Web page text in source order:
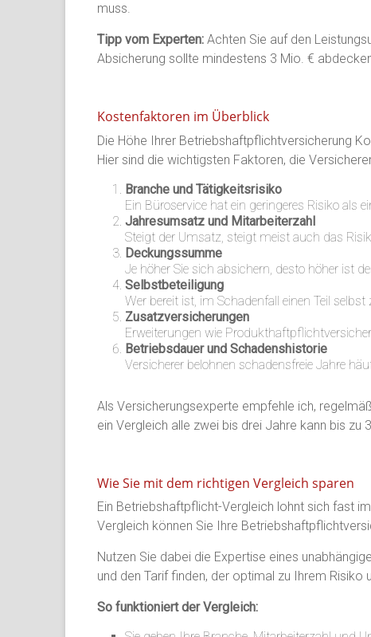
muss.
Tipp vom Experten: Achten Sie auf den
Absicherung sollte mindestens 3 Mio. €
Kostenfaktoren im Überblick
Die Höhe Ihrer Betriebshaftpflichtversicherung
Hier sind die wichtigsten Faktoren, die
Branche und Tätigkeitsrisiko
Ein Büroservice hat ein geringeres Risiko als
Jahresumsatz und Mitarbeiterzahl
Steigt der Umsatz, steigt meist auch das
Deckungssumme
Je höher Sie sich absichern, desto höher ist
Selbstbeteiligung
Wer bereit ist, im Schadenfall einen Teil
Zusatzversicherungen
Erweiterungen wie
Betriebsdauer und Schadenshistorie
Versicherer belohnen schadensfreie Jahre
Als Versicherungsexperte empfehle ich,
ein Vergleich alle zwei bis drei Jahre kann bis zu
Wie Sie mit dem richtigen Vergleich sparen
Ein Betriebshaftpflicht-Vergleich lohnt sich fast
Vergleich können Sie Ihre
Nutzen Sie dabei die Expertise eines
und den Tarif finden, der optimal zu Ihrem Risiko
So funktioniert der Vergleich: